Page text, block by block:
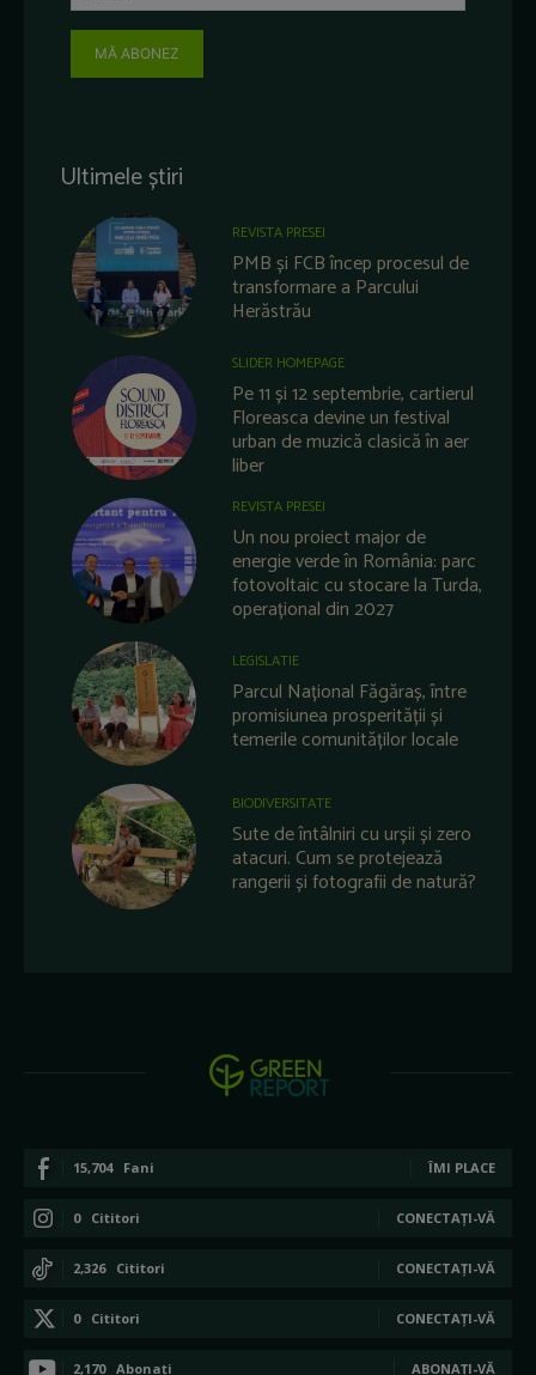
MĂ ABONEZ
Ultimele știri
REVISTA PRESEI
PMB și FCB încep procesul de
transformare a Parcului
Herăstrău
SLIDER HOMEPAGE
Pe 11 și 12 septembrie, cartierul
Floreasca devine un festival
urban de muzică clasică în aer
liber
REVISTA PRESEI
Un nou proiect major de
energie verde în România: parc
fotovoltaic cu stocare la Turda,
operațional din 2027
LEGISLATIE
Parcul Național Făgăraș, între
promisiunea prosperității și
temerile comunităților locale
BIODIVERSITATE
Sute de întâlniri cu urșii și zero
atacuri. Cum se protejează
rangerii și fotografii de natură?
15,704 Fani ÎMI PLACE
0 Cititori CONECTAȚI-VĂ
2,326 Cititori CONECTAȚI-VĂ
0 Cititori CONECTAȚI-VĂ
2,170 Abonați ABONAȚI-VĂ